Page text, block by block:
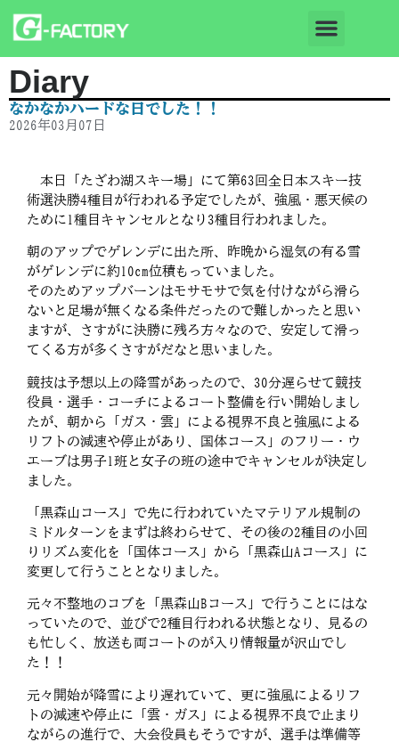
Diary
なかなかハードな日でした！！
2026年03月07日
本日「たざわ湖スキー場」にて第63回全日本スキー技
術選決勝4種目が行われる予定でしたが、強風・悪天候の
ために1種目キャンセルとなり3種目行われました。
朝のアップでゲレンデに出た所、昨晩から湿気の有る雪
がゲレンデに約10cm位積もっていました。
そのためアップバーンはモサモサで気を付けながら滑ら
ないと足場が無くなる条件だったので難しかったと思い
ますが、さすがに決勝に残ろ方々なので、安定して滑っ
てくる方が多くさすがだなと思いました。
競技は予想以上の降雪があったので、30分遅らせて競技
役員・選手・コーチによるコート整備を行い開始しまし
たが、朝から「ガス・雲」による視界不良と強風による
リフトの減速や停止があり、国体コース」のフリー・ウ
エーブは男子1班と女子の班の途中でキャンセルが決定し
ました。
「黒森山コース」で先に行われていたマテリアル規制の
ミドルターンをまずは終わらせて、その後の2種目の小回
りリズム変化を「国体コース」から「黒森山Aコース」に
変更して行うこととなりました。
元々不整地のコブを「黒森山Bコース」で行うことにはな
っていたので、並びで2種目行われる状態となり、見るの
も忙しく、放送も両コートのが入り情報量が沢山でし
た！！
元々開始が降雪により遅れていて、更に強風によるリフ
トの減速や停止に「雲・ガス」による視界不良で止まり
ながらの進行で、大会役員もそうですが、選手は準備等